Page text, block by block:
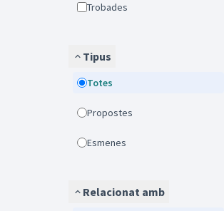
Trobades
Tipus
Totes
Propostes
Esmenes
Relacionat amb